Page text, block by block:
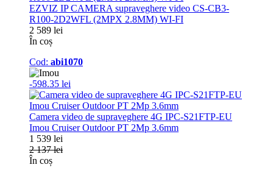
EZVIZ IP CAMERA supraveghere video CS-CB3-
R100-2D2WFL (2MPX 2.8MM) WI-FI
2 589 lei
În coș
Cod: abi1070
-598.35 lei
Camera video de supraveghere 4G IPC-S21FTP-EU
Imou Cruiser Outdoor PT 2Mp 3.6mm
1 539 lei
2 137 lei
În coș